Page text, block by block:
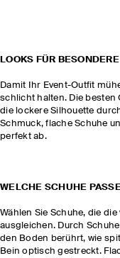
LOOKS FÜR
Damit Ihr Event-Outfit
schlicht halten. Die besten
die lockere Silhouette
Schmuck, flache Schuhe
perfekt ab.
WELCHE SCHUHE
Wählen Sie Schuhe, die
ausgleichen. Durch
den Boden berührt, wie
Bein optisch gestreckt.